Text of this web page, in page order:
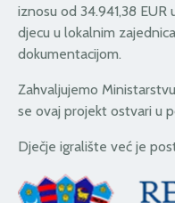
iznosu od 34.941,38
djecu u lokalnim
dokumentacijom.
Zahvaljujemo
se ovaj projekt ostvari u
Dječje igralište već je